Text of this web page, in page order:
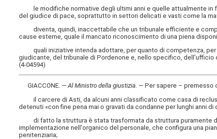
le modifiche normative degli ultimi anni e quelle attualmente in
del giudice di pace, soprattutto in settori delicati e vasti come la
diventa, quindi, inaccettabile che un tribunale efficiente e
cause esterne, quale il mancato riconoscimento di una piena
quali iniziative intenda adottare, per quanto di competenza, per
giudicante, del tribunale di Pordenone e, nello specifico, dell'ufficio
(4-04594)
GIACCONE. —Al Ministro della giustizia. — Per sapere – premesso
il carcere di Asti, da alcuni anni classificato come casa di
detenuti «con fine pena mai o gravati da condanne per lunghi anni di
di fatto la struttura è stata trasformata da struttura puramente
implementazione nell'organico del personale, che configura una
penitenziaria;